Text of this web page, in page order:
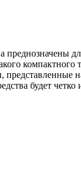
компактного
будет